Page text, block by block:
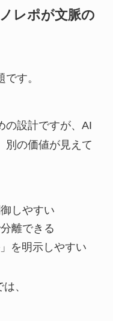
レポが文脈の
す。
の設計ですが、AI
別の価値が見えて
しやすい
離できる
を明示しやすい
、